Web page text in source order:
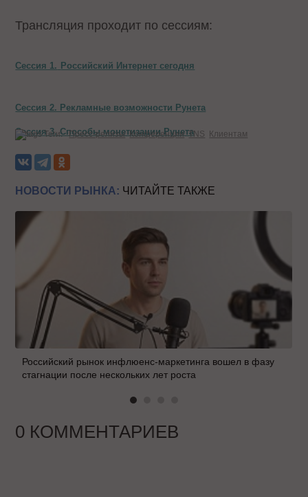
Трансляция проходит по сессиям:
Сессия 1. Российский Интернет сегодня
Сессия 2. Рекламные возможности Рунета
Сессия 3. Способы монетизации Рунета
Теги: Пресс-релизы Конференции TNS Клиентам
НОВОСТИ РЫНКА: ЧИТАЙТЕ ТАКЖЕ
Российский рынок инфлюенс-маркетинга вошел в фазу
стагнации после нескольких лет роста
0 КОММЕНТАРИЕВ